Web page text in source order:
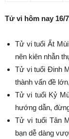
Tử vi hôm nay 16/
Tử vi tuổi Ất
nên kiên nhẫn
Tử vi tuổi Đinh
thành vấn đề
Tử vi tuổi Kỷ
hướng dẫn,
Tử vi tuổi Tân
bạn dễ dàng